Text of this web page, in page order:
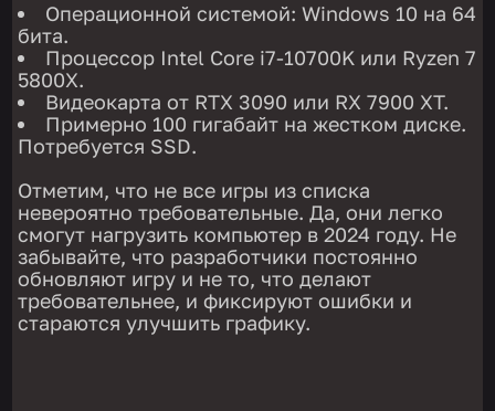
Операционной системой: Windows 10 на 64
бита.
Процессор Intel Core i7-10700K или Ryzen 7
5800X.
Видеокарта от RTX 3090 или RX 7900 XT.
Примерно 100 гигабайт на жестком диске.
Потребуется SSD.
Отметим, что не все игры из списка
невероятно требовательные. Да, они легко
смогут нагрузить компьютер в 2024 году. Не
забывайте, что разработчики постоянно
обновляют игру и не то, что делают
требовательнее, и фиксируют ошибки и
стараются улучшить графику.